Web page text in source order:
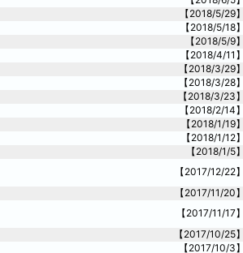
【2018/5/29】
【2018/5/18】
【2018/5/9】
【2018/4/11】
【2018/3/29】
【2018/3/28】
【2018/3/23】
【2018/2/14】
【2018/1/19】
【2018/1/12】
【2018/1/5】
【2017/12/22】
【2017/11/20】
【2017/11/17】
【2017/10/25】
【2017/10/3】